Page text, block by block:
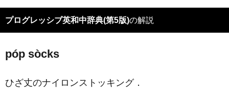
プログレッシブ英和中辞典(第5版)の解説
póp sòcks
ひざ丈のナイロンストッキング．